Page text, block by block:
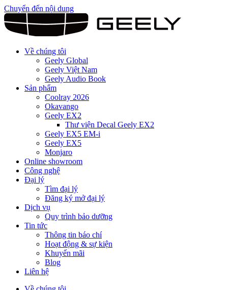
Chuyển đến nội dung
Về chúng tôi
Geely Global
Geely Việt Nam
Geely Audio Book
Sản phẩm
Coolray 2026
Okavango
Geely EX2
Thư viện Decal Geely EX2
Geely EX5 EM-i
Geely EX5
Monjaro
Online showroom
Công nghệ
Đại lý
Tìm đại lý
Đăng ký mở đại lý
Dịch vụ
Quy trình bảo dưỡng
Tin tức
Thông tin báo chí
Hoạt động & sự kiện
Khuyến mãi
Blog
Liên hệ